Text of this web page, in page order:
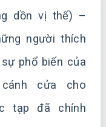
dồn vị thế) –
người thích
phổ biến của
cửa cho
tạp đã chính